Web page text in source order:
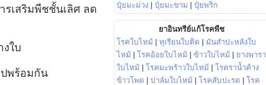
เสริมพืชชั้นเลิศ ลด
ใบ
พร้อมกัน
ปุ๋ยมะม่วง | ปุ๋ยมะขาม | ปุ๋ยพริก
ยาอินทรีย์แก้โรคพืช
โรคใบไหม้ | ทุเรียนใบติด | มันสำปะหลังใบ
ไหม้ | โรคอ้อยใบไหม้ | ข้าวใบไหม้ | ยางพารา
ใบไหม้ | โรคมะพร้าวใบไหม้ | โรคราน้ำค้าง
ข้าวโพด | ปาล์มใบไหม้ | โรคสับปะรด | โรค